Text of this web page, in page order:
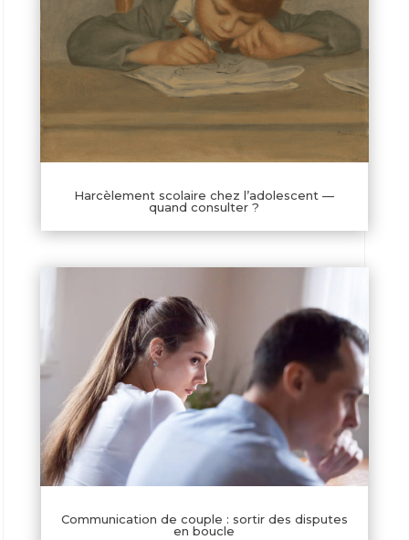
Harcèlement scolaire chez l’adolescent —
quand consulter ?
Communication de couple : sortir des disputes
en boucle